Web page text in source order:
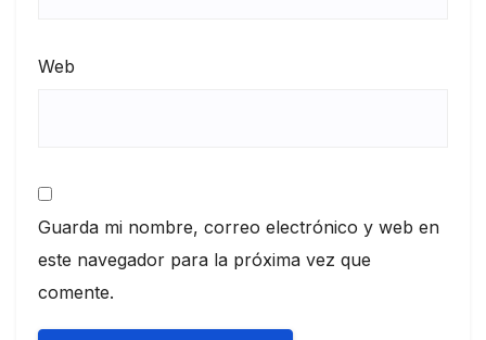
Web
Guarda mi nombre, correo electrónico y web en
este navegador para la próxima vez que
comente.